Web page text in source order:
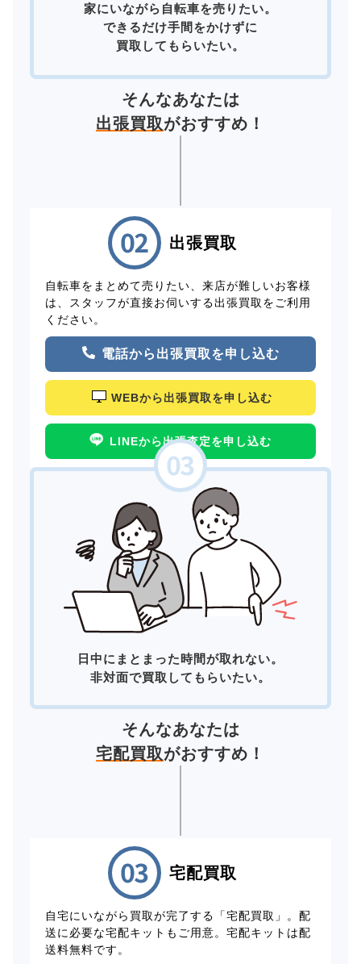
家にいながら自転車を売りたい。
できるだけ手間をかけずに
買取してもらいたい。
そんなあなたは
出張買取がおすすめ！
出張買取
自転車をまとめて売りたい、来店が難しいお客様
は、スタッフが直接お伺いする出張買取をご利用
ください。
電話から出張買取を申し込む
WEBから出張買取を申し込む
LINEから出張査定を申し込む
日中にまとまった時間が取れない。
非対面で買取してもらいたい。
そんなあなたは
宅配買取がおすすめ！
宅配買取
自宅にいながら買取が完了する「宅配買取」。配
送に必要な宅配キットもご用意。宅配キットは配
送料無料です。